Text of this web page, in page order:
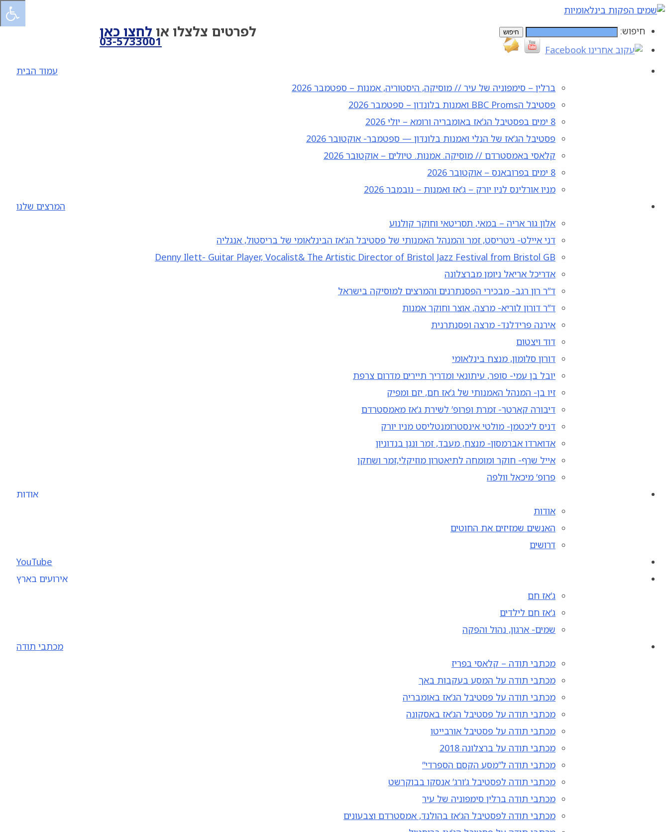
לפרטים צלצלו או לחצו כאן
03-5733001
חיפוש:
עמוד הבית
ברלין – סימפוניה של עיר // מוסיקה, היסטוריה, אמנות – ספטמבר 2026
פסטיבל הBBC Proms ואמנות בלונדון – ספטמבר 2026
8 ימים בפסטיבל הג’אז באומבריה ורומא – יולי 2026
פסטיבל הג’אז של הנלי ואמנות בלונדון — ספטמבר- אוקטובר 2026
קלאסי באמסטרדם // מוסיקה. אמנות. טיולים – אוקטובר 2026
8 ימים בפרובאנס – אוקטובר 2026
מניו אורלינס לניו יורק – ג’אז ואמנות – נובמבר 2026
המרצים שלנו
אלון גור אריה – במאי, תסריטאי וחוקר קולנוע
דני איילט- גיטריסט, זמר והמנהל האמנותי של פסטיבל הג’אז הבינלאומי של בריסטול, אנגליה
Denny Ilett- Guitar Player, Vocalist& The Artistic Director of Bristol Jazz Festival from Bristol GB
אדריכל אריאל ניומן מברצלונה
ד”ר רון רגב- מבכירי הפסנתרנים והמרצים למוסיקה בישראל
ד”ר דורון לוריא- מרצה, אוצר וחוקר אמנות
אירנה פרידלנד- מרצה ופסנתרנית
דוד ויצטום
דורון סלומון, מנצח בינלאומי
יובל בן עמי- סופר, עיתונאי ומדריך תיירים מדרום צרפת
זיו בן- המנהל האמנותי של ג’אז חם, יזם ומפיק
דיבורה קארטר- זמרת ופרופ’ לשירת ג’אז מאמסטרדם
דניס ליכטמן- מולטי אינסטרומנטליסט מניו יורק
אדוארדו אברמסון- מנצח, מעבד, זמר ונגן בנדוניון
אייל שרף- חוקר ומומחה לתיאטרון מוזיקלי,זמר ושחקן
פרופ’ מיכאל וולפה
אודות
אודות
האנשים שמזיזים את החוטים
דרושים
YouTube
אירועים בארץ
ג’אז חם
ג’אז חם לילדים
שמים- ארגון, נהול והפקה
מכתבי תודה
מכתבי תודה – קלאסי בפריז
מכתבי תודה על המסע בעקבות באך
מכתבי תודה על פסטיבל הג’אז באומבריה
מכתבי תודה על פסטיבל הג’אז באסקונה
מכתבי תודה על פסטיבל אורבייטו
מכתבי תודה על ברצלונה 2018
מכתבי תודה ל”מסע הקסם הספרדי”
מכתבי תודה לפסטיבל ג’ורג’ אנסקו בבוקרשט
מכתבי תודה ברלין סימפוניה של עיר
מכתבי תודה לפסטיבל הג’אז בהולנד, אמסטרדם וצבעונים